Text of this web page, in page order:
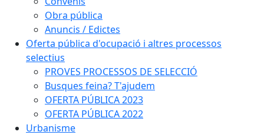
Obra pública
Anuncis / Edictes
Oferta pública d'ocupació i altres processos
selectius
PROVES PROCESSOS DE SELECCIÓ
Busques feina? T'ajudem
OFERTA PÚBLICA 2023
OFERTA PÚBLICA 2022
Urbanisme